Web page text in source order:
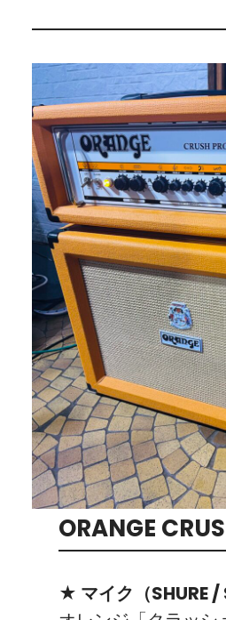
ORANGE
★ マイク（SHURE /